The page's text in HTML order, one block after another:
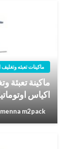
ماكينات تعبئه
ماكينة تعبئة
اكياس
menna m2pack